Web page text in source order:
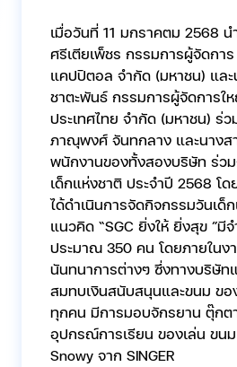
เมื่อวันที่ 11 มกราคตม 2568
ศรีเตียเพ็ชร กรรมการผู้จัดกา
แคปปิตอล จำกัด (มหาชน) แล
ชาตะพันธ์ กรรมการผู้จัดการใ
ประเทศไทย จำกัด (มหาชน) ร่
ภาณุพงศ์ จันทกลาง และนางส
พนักงานของทั้งสองบริษัท ร่ว
เด็กแห่งชาติ ประจำปี 2568 โ
ได้ดำเนินการจัดกิจกรรมวันเด็
แนวคิด “SGC ยิ่งให้ ยิ่งสุข ”มี
ประมาณ 350 คน โดยภายในง
นันทนาการต่างๆ ซึ่งทางบริษัท
สมทบเงินสนับสนุนและขนม ข
ทุกคน มีการมอบจักรยาน ตุ๊ก
อุปกรณ์การเรียน ของเล่น ขน
Snowy จาก SINGER